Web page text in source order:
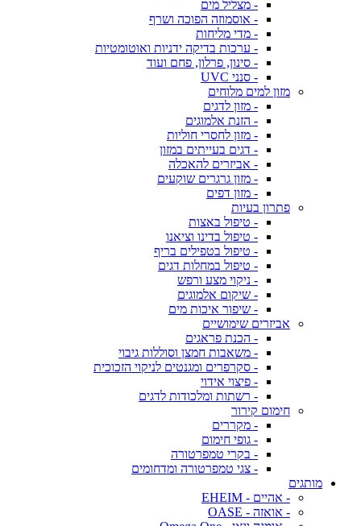
- מצליל מים
- אוסמוזה הפוכה ושרף
- מדי מליחות
- ערכות בדיקה ידניות ואוטומטיות
- סינון, פרלון, פחם ועוד
- סנני UVC
מזון למים מלוחים
- מזון לדגים
- הזנת אלמוגים
- מזון לחסרי חוליות
- דגים בעייתים במזון
- אביזרים להאכלה
- מזון גרגרים שוקעים
- מזון דפים
פתרון בעיות
- טיפול באצות
- טיפול בדינו וציאנו
- טיפול בטפילים בריף
- טיפול במחלות דגים
- ניקוי מצע ורפש
- שיקום אלמוגים
- שיפור איכות מים
אביזרים שימושיים
- הכנת פראגים
- משאבות חמצן וסוללות גיבוי
- סקרפרים ומגנטים לניקוי הזכוכית
- פיצוי אידוי
- רשתות ומלכודות לדגים
חימום קירור
- מקררים
- גופי חימום
- בקרי טמפרטורה
- צגי טמפרטורה ומדחומים
מותגים
- אהיים - EHEIM
- אואזה - OASE